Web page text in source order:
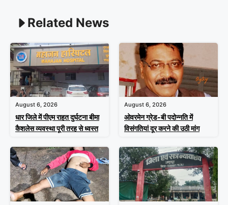
Related News
August 6, 2026
धार जिले में पीएम राहत दुर्घटना बीमा
कैशलेस व्यवस्था पूरी तरह से ध्वस्त
August 6, 2026
ओवरमेन ग्रेड-बी पदोन्नति में
विसंगतियां दूर करने की उठी मांग